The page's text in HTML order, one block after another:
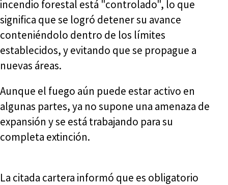
incendio forestal está "controlado", lo que
significa que se logró detener su avance
conteniéndolo dentro de los límites
establecidos, y evitando que se propague a
nuevas áreas.
Aunque el fuego aún puede estar activo en
algunas partes, ya no supone una amenaza de
expansión y se está trabajando para su
completa extinción.
La citada cartera informó que es obligatorio